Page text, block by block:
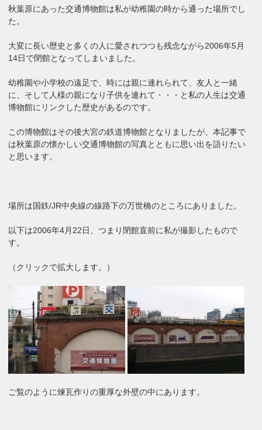
秋葉原にあった交通博物館は私が幼稚園の時から通った場所でし
た。
大変に長い歴史と多くの人に愛されつつも残念ながら2006年5月
14日で閉館となってしまいました。
幼稚園や小学校の遠足で、時には親に連れられて、友人と一緒
に、そして人様の親になり子供を連れて・・・と私の人生は交通
博物館にリンクした歴史があるのです。
この博物館はその後大宮の鉄道博物館となりましたが、本記事で
は秋葉原の懐かしい交通博物館の写真とともに思い出を語りたい
と思います。
場所は国鉄/JR中央線の線路下の万世橋のところにありました。
以下は2006年4月22日、つまり閉館直前に私が撮影したもので
す。
（クリックで拡大します。）
ご覧のように煉瓦作りの重厚な外壁の中にあります。